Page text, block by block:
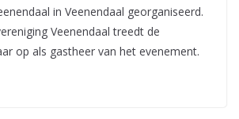
in Veenendaal georganiseerd.
Veenendaal treedt de
op als gastheer van het evenement.